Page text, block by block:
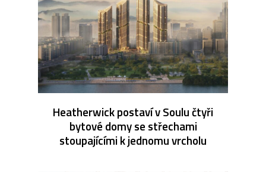
Heatherwick postaví v Soulu čtyři
bytové domy se střechami
stoupajícími k jednomu vrcholu